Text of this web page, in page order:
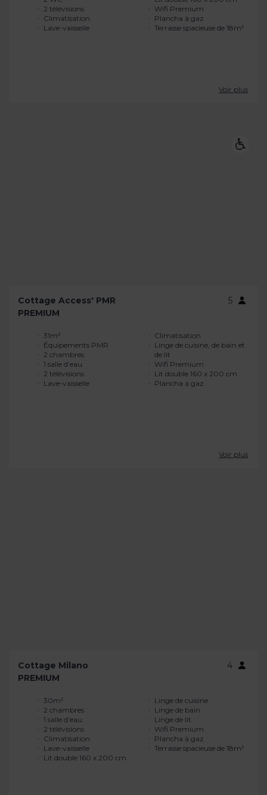
2 télévisions
Climatisation
Lave-vaisselle
Wifi Premium
Plancha à gaz
Terrasse spacieuse de 18m²
Voir plus
Cottage Access' PMR
5
PREMIUM
31m²
Équipements PMR
2 chambres
1 salle d’eau
2 télévisions
Lave-vaisselle
Climatisation
Linge de cuisine, de bain et
de lit
Wifi Premium
Lit double 160 x 200 cm
Plancha à gaz
Voir plus
Cottage Milano
4
PREMIUM
30m²
2 chambres
1 salle d’eau
2 télévisions
Climatisation
Lave-vaisselle
Lit double 160 x 200 cm
Linge de cuisine
Linge de bain
Linge de lit
Wifi Premium
Plancha à gaz
Terrasse spacieuse de 18m²